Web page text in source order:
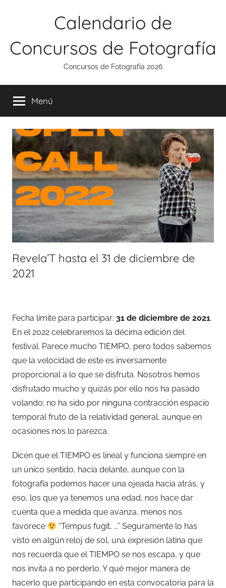
Calendario de
Concursos de Fotografía
Concursos de Fotografía 2026
Menú
Revela’T hasta el 31 de diciembre de
2021
Fecha límite para participar: 31 de diciembre de 2021.
En el 2022 celebraremos la décima edición del
festival. Parece mucho TIEMPO, pero todos sabemos
que la velocidad de este es inversamente
proporcional a lo que se disfruta. Nosotros hemos
disfrutado mucho y quizás por ello nos ha pasado
volando; no ha sido por ninguna contracción espacio
temporal fruto de la relatividad general, aunque en
ocasiones nos lo parezca.
Dicen que el TIEMPO es lineal y funciona siempre en
un único sentido, hacia delante, aunque con la
fotografía podemos hacer una ojeada hacia atrás, y
eso, los que ya tenemos una edad, nos hace dar
cuenta que a medida que avanza, menos nos
favorece
“Tempus fugit, …” Seguramente lo has
visto en algún reloj de sol, una expresión latina que
nos recuerda que el TIEMPO se nos escapa, y que
nos invita a no perderlo. Y qué mejor manera de
hacerlo que participando en esta convocatoria para la